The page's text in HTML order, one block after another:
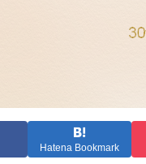
Hatena Bookmark